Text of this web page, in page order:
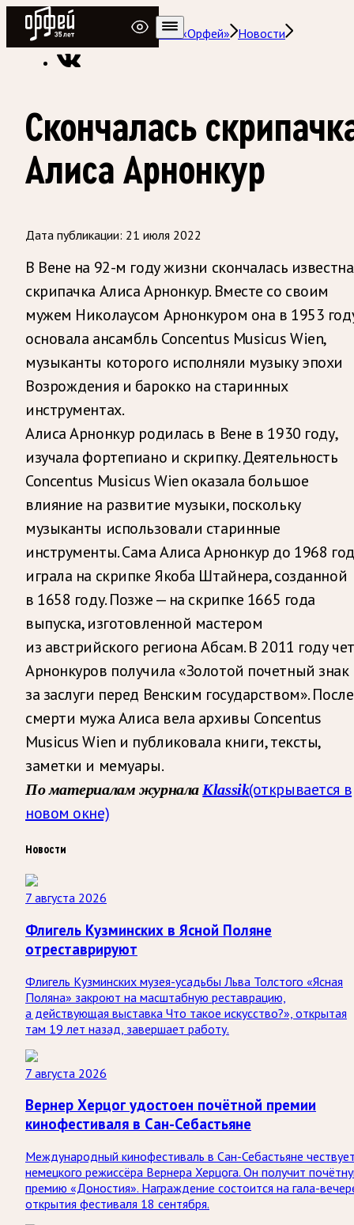
Радио Орфей
Радио классической музыки «Орфей» Новости
Скончалась
Алиса Арнонкур
Дата публикации: 21 июля 2022
В Вене на 92-м году жизни скончалась
скрипачка Алиса Арнонкур. Вместе со своим
мужем Николаусом Арнонкуром она в 1953
основала ансамбль Concentus Musicus Wien,
музыканты которого исполняли музыку эпохи
Возрождения и барокко на старинных
инструментах.
Алиса Арнонкур родилась в Вене в 1930 году,
изучала фортепиано и скрипку. Деятельность
Concentus Musicus Wien оказала большое
влияние на развитие музыки, поскольку
музыканты использовали старинные
инструменты. Сама Алиса Арнонкур до 1968
играла на скрипке Якоба Штайнера, созданной
в 1658 году. Позже — на скрипке 1665 года
выпуска, изготовленной мастером
из австрийского региона Абсам. В 2011 году
Арнонкуров получила «Золотой почетный знак
за заслуги перед Венским государством». После
смерти мужа Алиса вела архивы Concentus
Musicus Wien и публиковала книги, тексты,
заметки и мемуары.
По материалам журнала Кlassik(открывается в
новом окне)
Новости
7 августа 2026
Флигель Кузминских в Ясной Поляне
отреставрируют
Флигель Кузминских музея-усадьбы Льва Толстого «Ясная
Поляна» закроют на масштабную реставрацию,
а действующая выставка Что такое искусство?», открытая
там 19 лет назад, завершает работу.
7 августа 2026
Вернер Херцог удостоен почётной премии
кинофестиваля в Сан-Себастьяне
Международный кинофестиваль в Сан-Себастьяне
немецкого режиссёра Вернера Херцога. Он получит
премию «Доностия». Награждение состоится на гала-
открытия фестиваля 18 сентября.